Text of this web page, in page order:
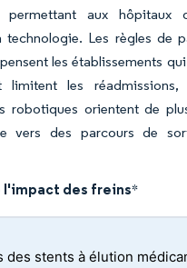
aux hôpitaux
technologie. Les règles de
les établissements
les
robotiques orientent de
vers des parcours de
l'impact des freins*
des stents à élution